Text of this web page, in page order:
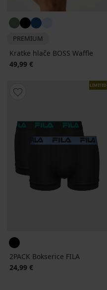
PREMIUM
Kratke hlače BOSS Waffle
49,99 €
LIMITED
2PACK Bokserice FILA
24,99 €